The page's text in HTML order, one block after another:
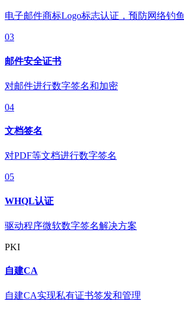
电子邮件商标Logo标志认证，预防网络钓鱼
03
邮件安全证书
对邮件进行数字签名和加密
04
文档签名
对PDF等文档进行数字签名
05
WHQL认证
驱动程序微软数字签名解决方案
PKI
自建CA
自建CA实现私有证书签发和管理